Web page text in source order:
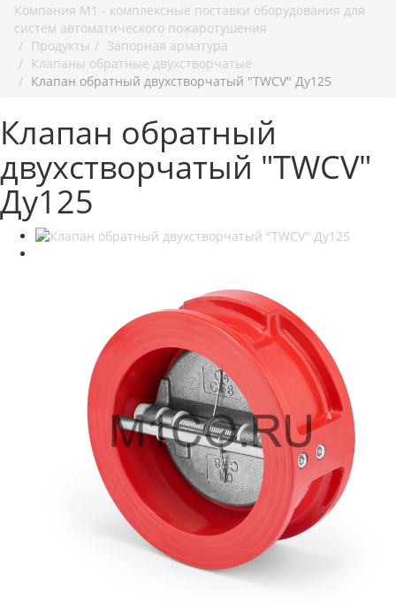
Компания М1 - комплексные поставки оборудования для
систем автоматического пожаротушения
Продукты
Запорная арматура
Клапаны обратные двухстворчатые
Клапан обратный двухстворчатый "TWCV" Ду125
Клапан обратный
двухстворчатый "TWCV"
Ду125